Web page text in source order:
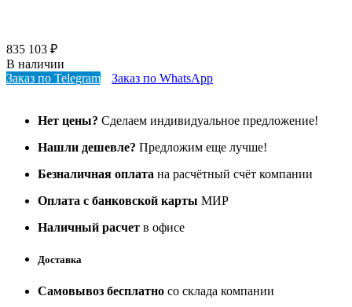
835 103 ₽
В наличии
Заказ по Telegram
Заказ по WhatsApp
Нет цены? Сделаем индивидуальное предложение!
Нашли дешевле? Предложим еще лучше!
Безналичная оплата на расчётный счёт компании
Оплата с банковской карты МИР
Наличный расчет в офисе
Доставка
Самовывоз бесплатно со склада компании